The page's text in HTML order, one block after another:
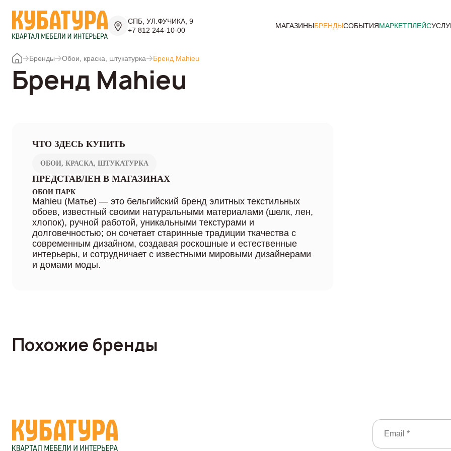
СПБ, УЛ.ФУЧИКА, 9
+7 812 244-10-00
МАГАЗИНЫБРЕНДЫСОБЫТИЯМАРКЕТПЛЕЙС
Бренды Обои, краска, штукатурка Бренд Mahieu
Бренд Mahieu
ЧТО ЗДЕСЬ КУПИТЬ
ОБОИ, КРАСКА, ШТУКАТУРКА
ПРЕДСТАВЛЕН В МАГАЗИНАХ
ОБОИ ПАРК
Mahieu (Матье) — это бельгийский бренд элитных текстильных
обоев, известный своими натуральными материалами (шелк, лен,
хлопок), ручной работой, уникальными текстурами и
долговечностью; он сочетает старинные традиции ткачества с
современным дизайном, создавая роскошные и естественные
интерьеры, и сотрудничает с известными мировыми дизайнерами
и домами моды.
Похожие бренды